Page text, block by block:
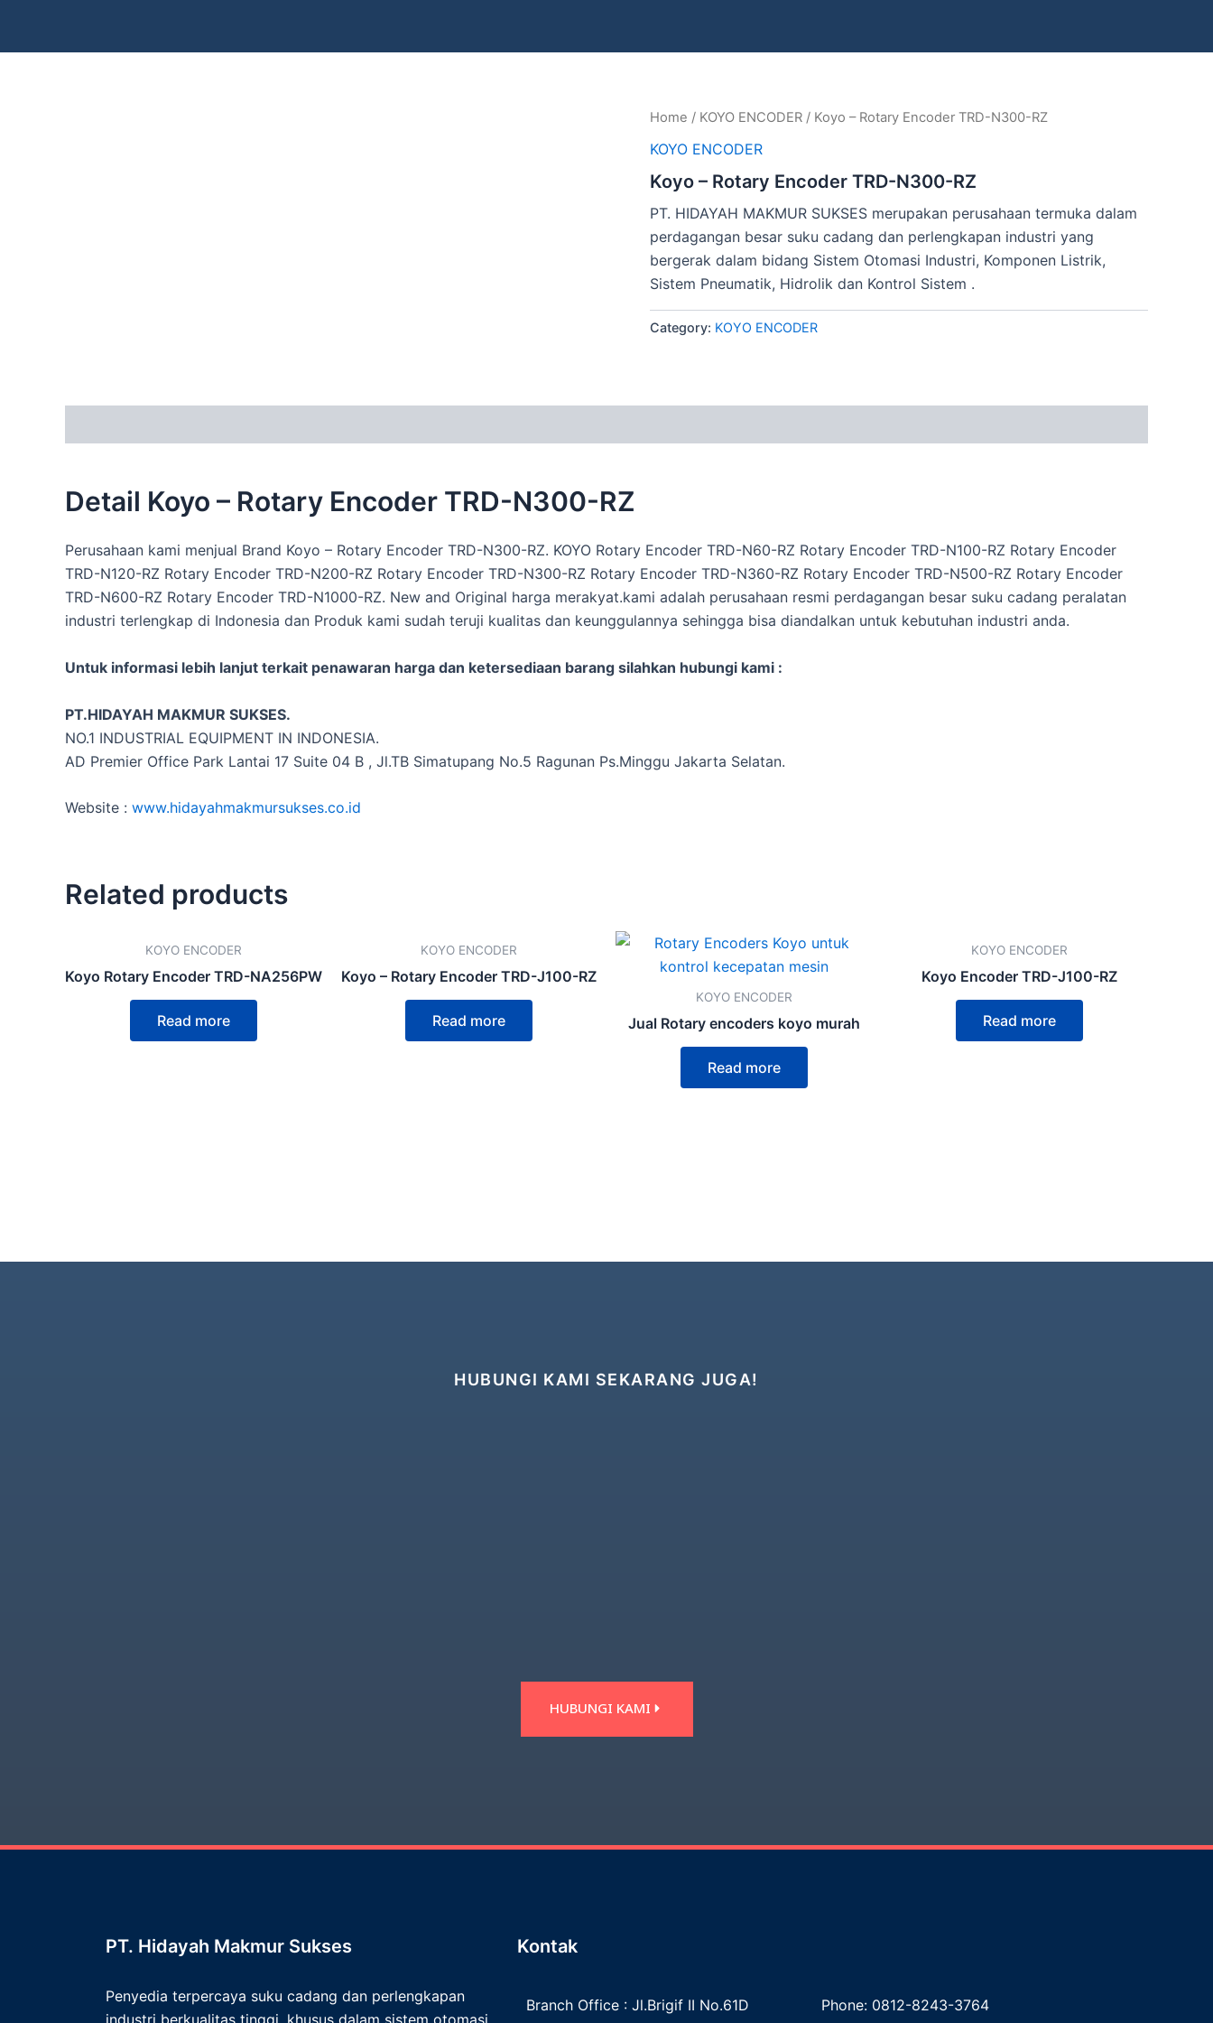
Home / KOYO ENCODER / Koyo – Rotary Encoder TRD-N300-RZ
KOYO ENCODER
Koyo – Rotary Encoder TRD-N300-RZ
PT. HIDAYAH MAKMUR SUKSES merupakan perusahaan termuka dalam
perdagangan besar suku cadang dan perlengkapan industri yang
bergerak dalam bidang Sistem Otomasi Industri, Komponen Listrik,
Sistem Pneumatik, Hidrolik dan Kontrol Sistem .
Category: KOYO ENCODER
Detail Koyo – Rotary Encoder TRD-N300-RZ
Perusahaan kami menjual Brand Koyo – Rotary Encoder TRD-N300-RZ. KOYO Rotary Encoder TRD-N60-RZ Rotary Encoder TRD-N100-RZ Rotary Encoder
TRD-N120-RZ Rotary Encoder TRD-N200-RZ Rotary Encoder TRD-N300-RZ Rotary Encoder TRD-N360-RZ Rotary Encoder TRD-N500-RZ Rotary Encoder
TRD-N600-RZ Rotary Encoder TRD-N1000-RZ. New and Original harga merakyat.kami adalah perusahaan resmi perdagangan besar suku cadang peralatan
industri terlengkap di Indonesia dan Produk kami sudah teruji kualitas dan keunggulannya sehingga bisa diandalkan untuk kebutuhan industri anda.
Untuk informasi lebih lanjut terkait penawaran harga dan ketersediaan barang silahkan hubungi kami :
PT.HIDAYAH MAKMUR SUKSES.
NO.1 INDUSTRIAL EQUIPMENT IN INDONESIA.
AD Premier Office Park Lantai 17 Suite 04 B , Jl.TB Simatupang No.5 Ragunan Ps.Minggu Jakarta Selatan.
Website : www.hidayahmakmursukses.co.id
Related products
KOYO ENCODER
Koyo Rotary Encoder TRD-NA256PW
Read more
KOYO ENCODER
Koyo – Rotary Encoder TRD-J100-RZ
Read more
KOYO ENCODER
Jual Rotary encoders koyo murah
Read more
KOYO ENCODER
Koyo Encoder TRD-J100-RZ
Read more
HUBUNGI KAMI SEKARANG JUGA!
HUBUNGI KAMI
PT. Hidayah Makmur Sukses
Penyedia terpercaya suku cadang dan perlengkapan
industri berkualitas tinggi, khusus dalam sistem otomasi
Kontak
Branch Office : Jl.Brigif II No.61D
Phone: 0812-8243-3764